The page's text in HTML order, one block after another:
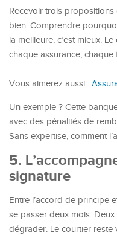
Recevoir trois propositions
bien. Comprendre
la meilleure, c’est mieux.
chaque assurance, chaque
Vous aimerez aussi :
Un exemple ? Cette
avec des pénalités de
Sans expertise, comment
5.
signature
Entre l’accord de principe
se passer deux mois.
dégrader. Le courtier reste